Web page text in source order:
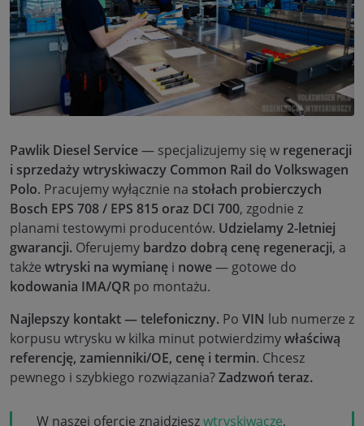
Pawlik Diesel Service— specjalizujemy się w regeneracji
i sprzedaży wtryskiwaczy Common Rail do Volkswagen
Polo. Pracujemy wyłącznie na stołach probierczych
Bosch EPS 708 / EPS 815 oraz DCI 700, zgodnie z
planami testowymi producentów. Udzielamy 2-letniej
gwarancji. Oferujemy bardzo dobrą cenę regeneracji, a
także wtryski na wymianę i nowe— gotowe do
kodowania IMA/QR po montażu.
Najlepszy kontakt — telefoniczny. Po VIN lub numerze z
korpusu wtrysku w kilka minut potwierdzimywłaściwą
referencję, zamienniki/OE, cenę i termin. Chcesz
pewnego i szybkiego rozwiązania?Zadzwoń teraz.
W naszej ofercie znajdzieszwtryskiwacze,